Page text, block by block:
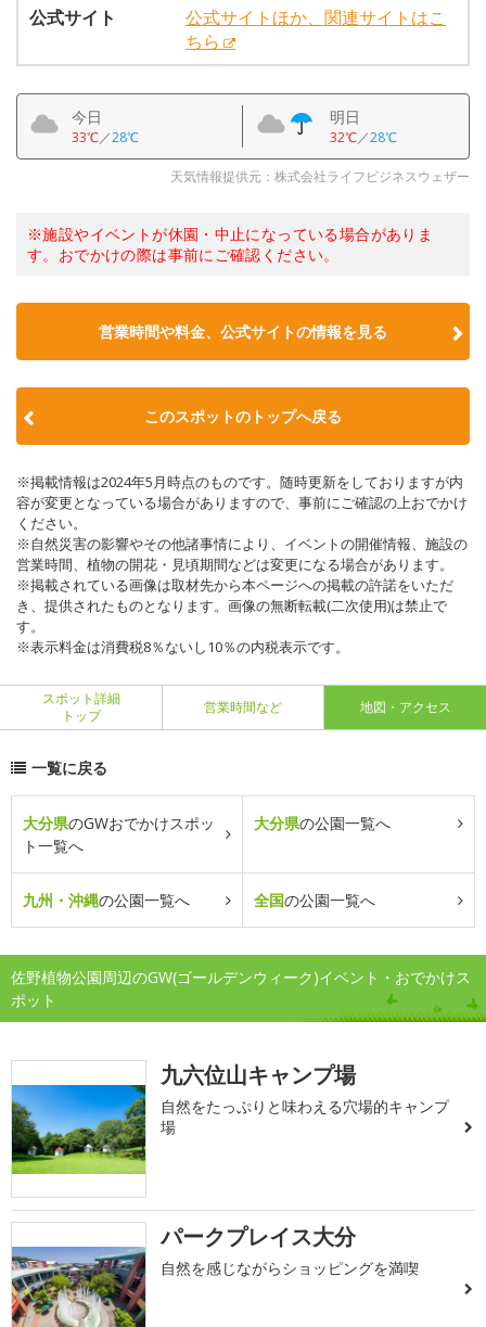
公式サイト
公式サイトほか、関連サイトはこ
ちら
今日
33℃／28℃
明日
32℃／28℃
天気情報提供元：株式会社ライフビジネスウェザー
※施設やイベントが休園・中止になっている場合がありま
す。おでかけの際は事前にご確認ください。
営業時間や料金、公式サイトの情報を見る
このスポットのトップへ戻る
※掲載情報は2024年5月時点のものです。随時更新をしておりますが内
容が変更となっている場合がありますので、事前にご確認の上おでかけ
ください。
※自然災害の影響やその他諸事情により、イベントの開催情報、施設の
営業時間、植物の開花・見頃期間などは変更になる場合があります。
※掲載されている画像は取材先から本ページへの掲載の許諾をいただ
き、提供されたものとなります。画像の無断転載(二次使用)は禁止で
す。
※表示料金は消費税8％ないし10％の内税表示です。
スポット詳細
トップ
営業時間など 地図・アクセス
一覧に戻る
大分県のGWおでかけスポッ
ト一覧へ
大分県の公園一覧へ
九州・沖縄の公園一覧へ 全国の公園一覧へ
佐野植物公園周辺のGW(ゴールデンウィーク)イベント・おでかけス
ポット
九六位山キャンプ場
自然をたっぷりと味わえる穴場的キャンプ
場
パークプレイス大分
自然を感じながらショッピングを満喫